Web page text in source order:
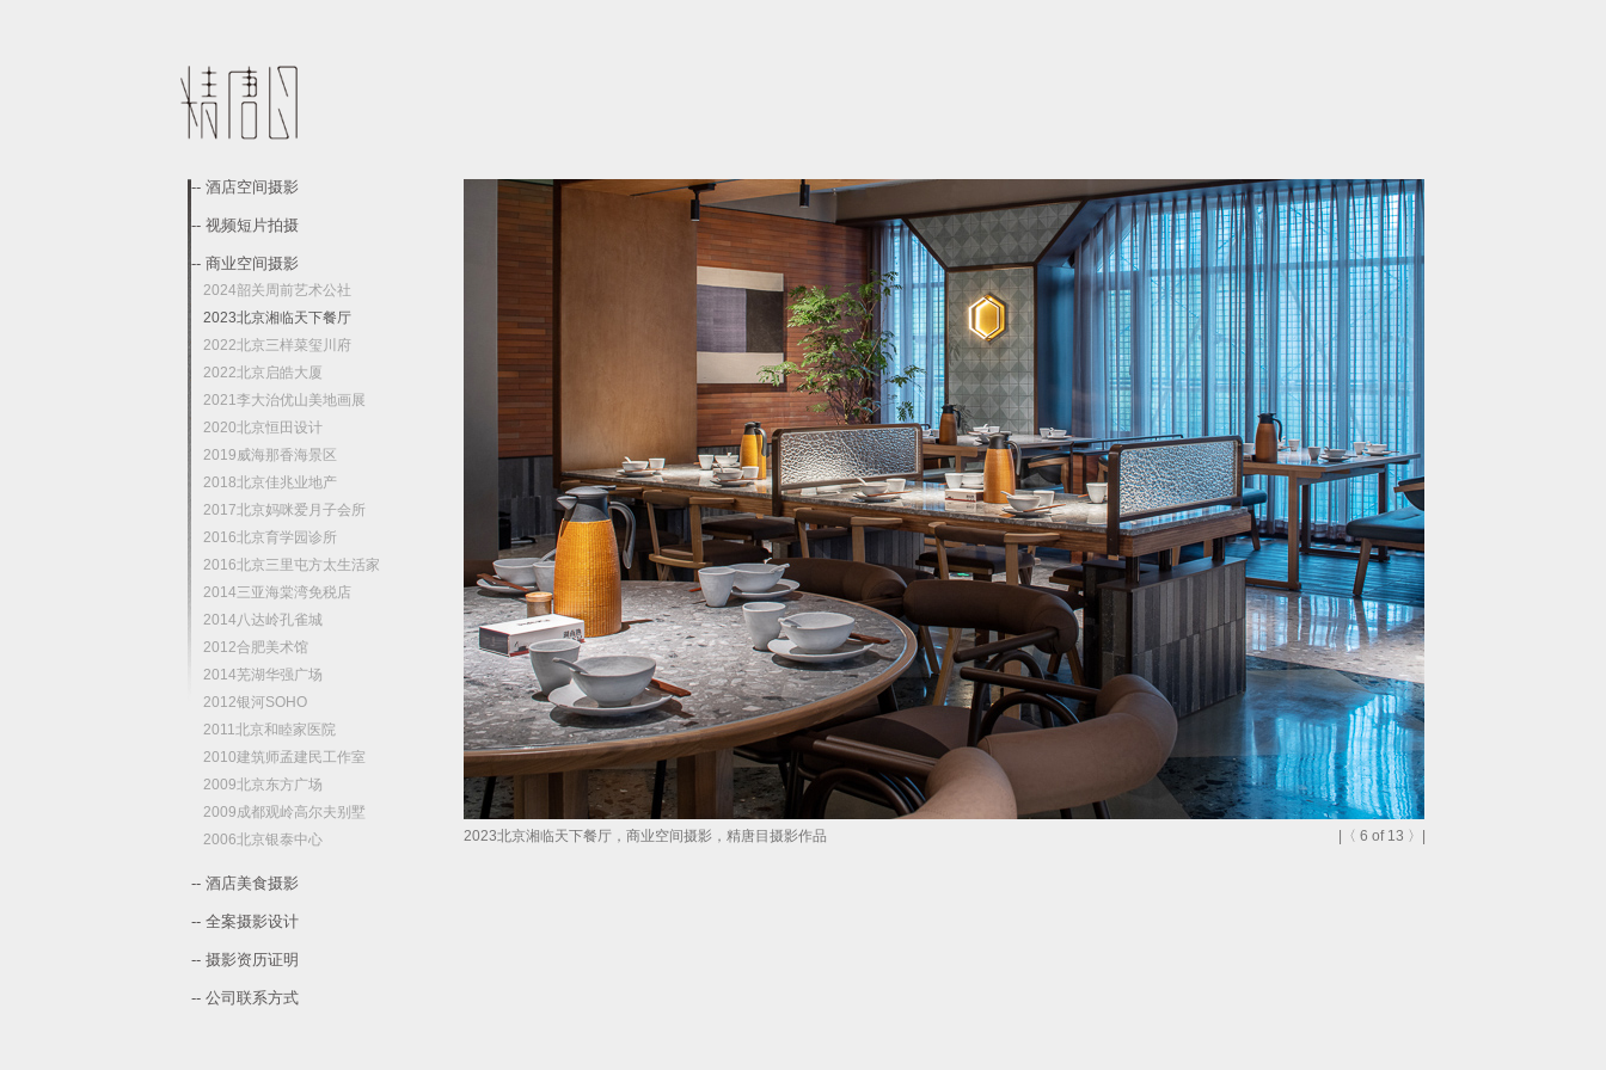
-- 酒店空间摄影
-- 视频短片拍摄
-- 商业空间摄影
2024韶关周前艺术公社
2023北京湘临天下餐厅
2022北京三样菜玺川府
2022北京启皓大厦
2021李大治优山美地画展
2020北京恒田设计
2019威海那香海景区
2018北京佳兆业地产
2017北京妈咪爱月子会所
2016北京育学园诊所
2016北京三里屯方太生活家
2014三亚海棠湾免税店
2014八达岭孔雀城
2012合肥美术馆
2014芜湖华强广场
2012银河SOHO
2011北京和睦家医院
2010建筑师孟建民工作室
2009北京东方广场
2009成都观岭高尔夫别墅
2006北京银泰中心
-- 酒店美食摄影
-- 全案摄影设计
-- 摄影资历证明
-- 公司联系方式
2023北京湘临天下餐厅，商业空间摄影，精唐目摄影作品 〈 6 of 13 〉